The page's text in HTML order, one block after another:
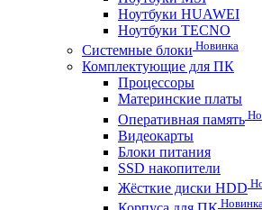
Ноутбуки HUAWEI
Ноутбуки TECNO
Системные блоки Новинка
Комплектующие для ПК
Процессоры
Материнские платы
Оперативная память
Видеокарты
Блоки питания
SSD накопители
Жёсткие диски HDD